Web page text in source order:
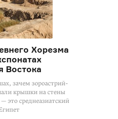
Хорезма
Востока
зачем зороастрий­
крышки на стены
это среднеазиатский